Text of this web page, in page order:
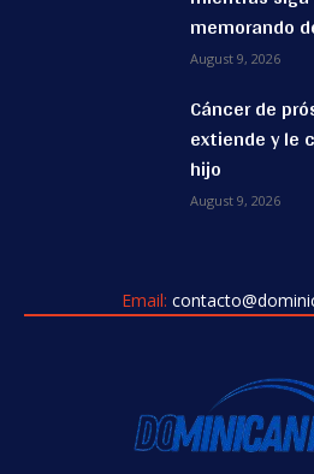
memorando
August 9, 2026
Cáncer de
extiende y le
hijo
August 9, 2026
Email: